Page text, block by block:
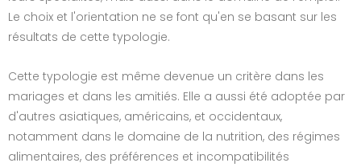
Le choix et l'orientation ne se font qu'en se basant sur les
résultats de cette typologie.
Cette typologie est même devenue un critère dans les
mariages et dans les amitiés. Elle a aussi été adoptée par
d'autres asiatiques, américains, et occidentaux,
notamment dans le domaine de la nutrition, des régimes
alimentaires, des préférences et incompatibilités